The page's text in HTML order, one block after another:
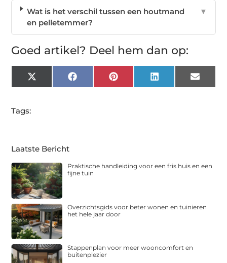
Wat is het verschil tussen een houtmand
en pelletemmer?
▼
Goed artikel? Deel hem dan op:
X
(Twitter)
FacebookPinterest LinkedIn Email
Tags:
Laatste Bericht
Praktische handleiding voor een fris huis en een
fijne tuin
Overzichtsgids voor beter wonen en tuinieren
het hele jaar door
Stappenplan voor meer wooncomfort en
buitenplezier